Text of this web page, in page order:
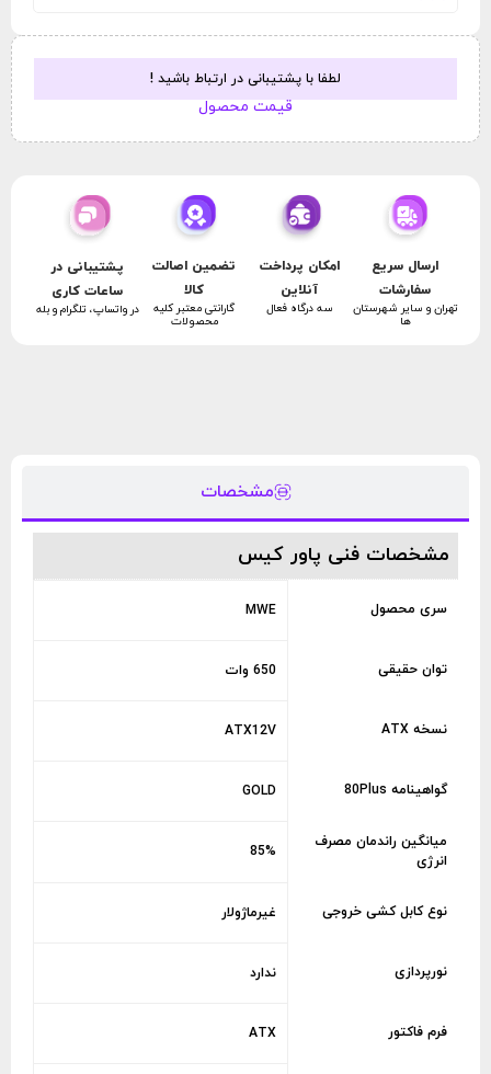
لطفا با پشتیبانی در ارتباط باشید !
قیمت محصول
ارسال سریع
سفارشات
تهران و سایر شهرستان
ها
امکان پرداخت
آنلاین
سه درگاه فعال
تضمین اصالت
کالا
گارانتی معتبر کلیه
محصولات
پشتیبانی در
ساعات کاری
در واتساپ، تلگرام و بله
مشخصات
مشخصات فنی پاور کیس
سری محصول MWE
توان حقیقی 650 وات
نسخه ATX ATX12V
گواهینامه 80Plus GOLD
میانگین راندمان مصرف
انرژی
85%
نوع کابل کشی خروجی غیرماژولار
نورپردازی ندارد
فرم فاکتور ATX